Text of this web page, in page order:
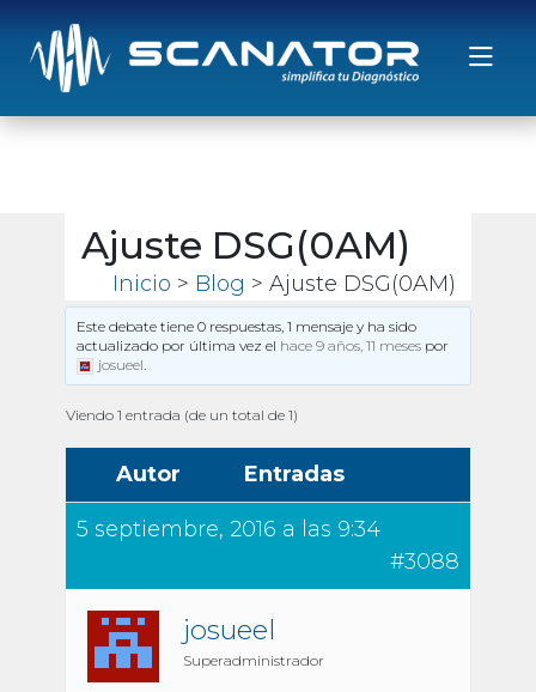
Saltar al contenido
Ajuste DSG(0AM)
Inicio > Blog > Ajuste DSG(0AM)
Este debate tiene 0 respuestas, 1 mensaje y ha sido
actualizado por última vez el hace 9 años, 11 meses por
josueel
Viendo 1 entrada (de un total de 1)
Autor Entradas
5 septiembre, 2016 a las 9:34
#3088
josueel
Superadministrador